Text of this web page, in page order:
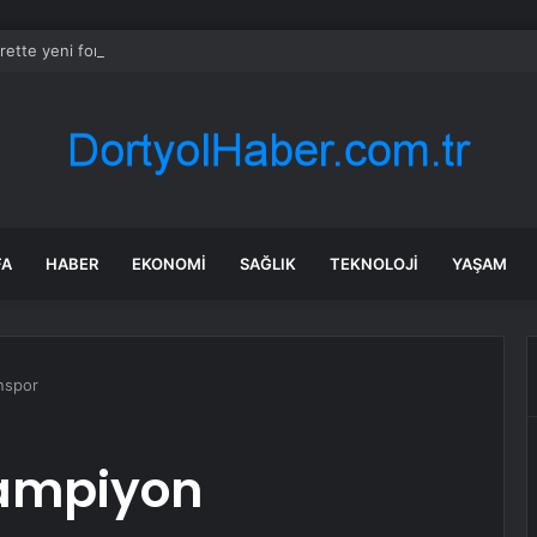
yeni formül tartışma yarattı! İşçi ve işveren karşı karşıya
HABER EKONOMI SAĞLIK TEKNOLOJI YAŞAM